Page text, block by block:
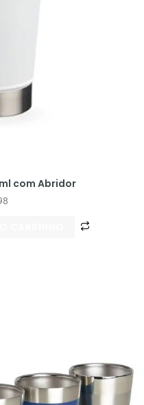
com Abridor